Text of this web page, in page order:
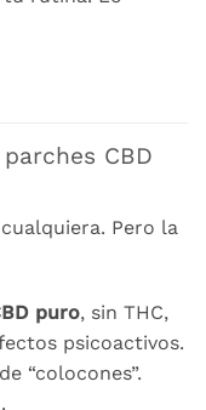
CBD
Pero la
puro, sin THC,
psicoactivos.
“colocones”.